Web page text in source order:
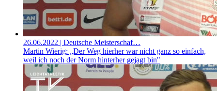
26.06.2022 | Deutsche Meisterschaf…
Martin Wierig: „Der Weg hierher war nicht ganz so einfach,
weil ich noch der Norm hinterher gejagt bin"